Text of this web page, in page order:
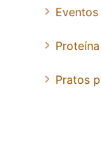
Proteína
Pratos